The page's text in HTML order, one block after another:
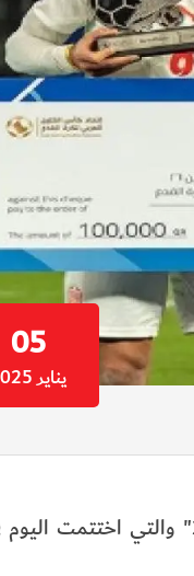
05
يناير 2025
أعلن اتحاد كأس الخليج العربي لكرة القدم عن المتوجين بالجوائز الفردية في